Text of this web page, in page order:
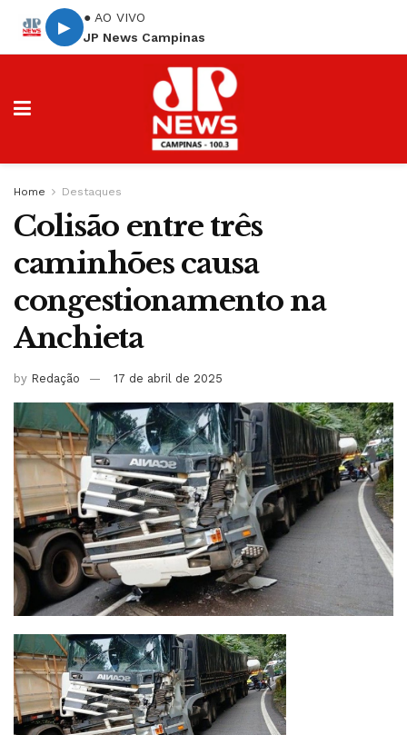
▶
● AO VIVO
JP News Campinas
Home Destaques
Colisão entre três
caminhões causa
congestionamento na
Anchieta
by Redação 17 de abril de 2025